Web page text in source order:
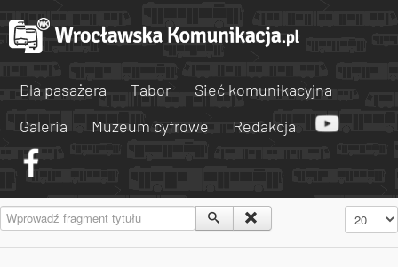
Dla pasażera Tabor
Sieć komunikacyjna
Galeria
Muzeum cyfrowe Redakcja
Wprowadź fragment tytułu Pokaż #